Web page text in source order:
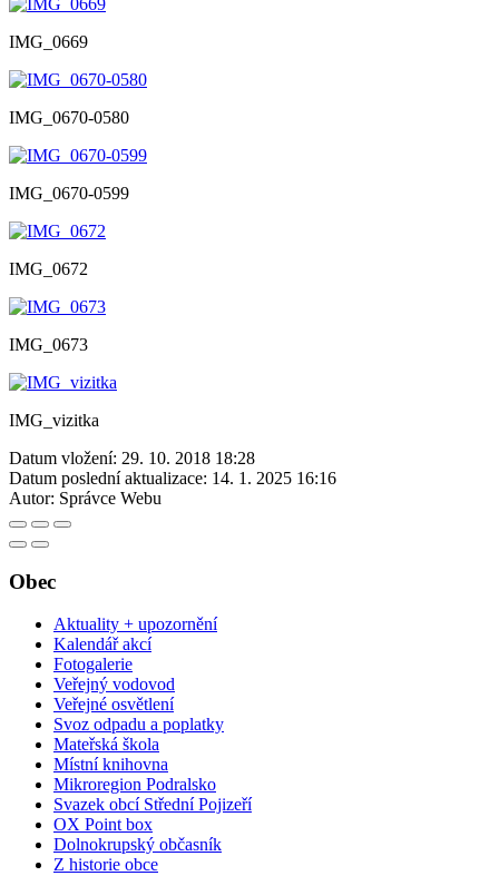
IMG_0669
IMG_0670-0580
IMG_0670-0599
IMG_0672
IMG_0673
IMG_vizitka
Datum vložení: 29. 10. 2018 18:28
Datum poslední aktualizace: 14. 1. 2025 16:16
Autor: Správce Webu
Obec
Aktuality + upozornění
Kalendář akcí
Fotogalerie
Veřejný vodovod
Veřejné osvětlení
Svoz odpadu a poplatky
Mateřská škola
Místní knihovna
Mikroregion Podralsko
Svazek obcí Střední Pojizeří
OX Point box
Dolnokrupský občasník
Z historie obce